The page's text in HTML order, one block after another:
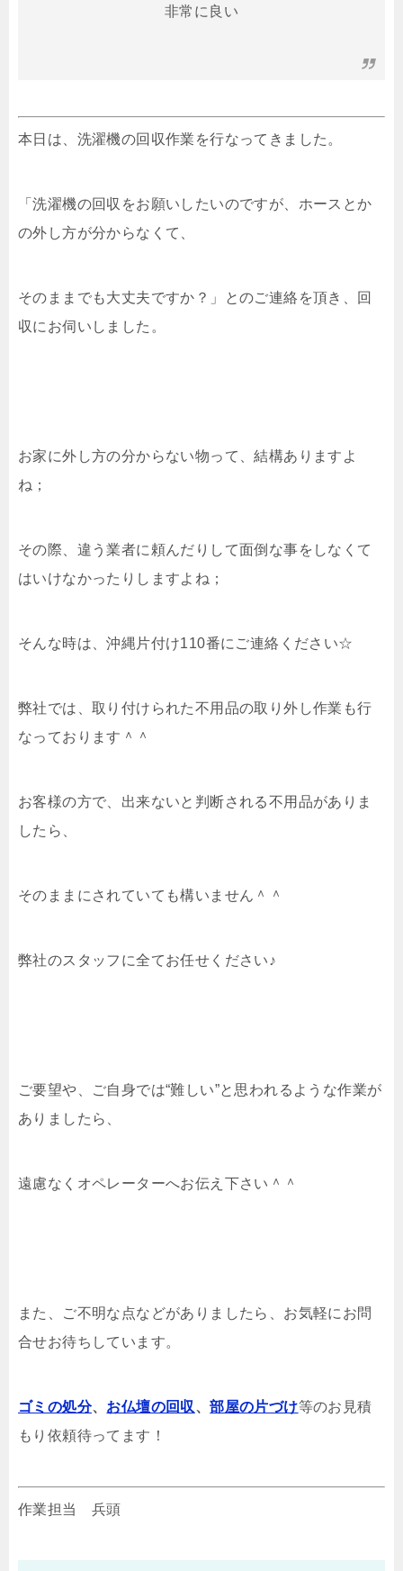
非常に良い
本日は、洗濯機の回収作業を行なってきました。
「洗濯機の回収をお願いしたいのですが、ホースとか
の外し方が分からなくて、
そのままでも大丈夫ですか？」とのご連絡を頂き、回
収にお伺いしました。
お家に外し方の分からない物って、結構ありますよ
ね；
その際、違う業者に頼んだりして面倒な事をしなくて
はいけなかったりしますよね；
そんな時は、沖縄片付け110番にご連絡ください☆
弊社では、取り付けられた不用品の取り外し作業も行
なっております＾＾
お客様の方で、出来ないと判断される不用品がありま
したら、
そのままにされていても構いません＾＾
弊社のスタッフに全てお任せください♪
ご要望や、ご自身では“難しい”と思われるような作業が
ありましたら、
遠慮なくオペレーターへお伝え下さい＾＾
また、ご不明な点などがありましたら、お気軽にお問
合せお待ちしています。
ゴミの処分、 お仏壇の回収、部屋の片づけ等のお見積
もり依頼待ってます！
作業担当 兵頭